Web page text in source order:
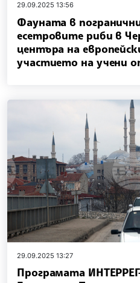
29.09.2025 13:56
Фауната в
есетровите риби в
центъра на
участието на учени
29.09.2025 13:27
Програмата